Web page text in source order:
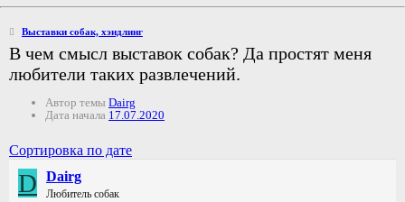
Выставки собак, хэндлинг
В чем смысл выставок собак? Да простят меня
любители таких развлечений.
Автор темы Dairg
Дата начала 17.07.2020
Сортировка по дате
D Dairg
Любитель собак